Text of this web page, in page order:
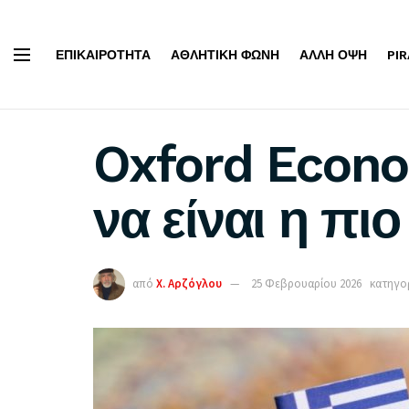
ΕΠΙΚΑΙΡΌΤΗΤΑ ΑΘΛΗΤΙΚΉ ΦΩΝΉ ΆΛΛΗ ΌΨΗ
Oxford
να είναι η
από Χ. Αρζόγλου 25 Φεβρουαρίου 2026